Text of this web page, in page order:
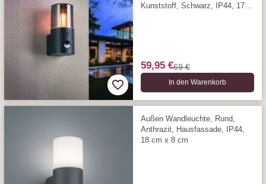
Kunststoff, Schwarz, IP44, 17
59,95 €69 €
In den Warenkorb
Außen Wandleuchte, Rund,
Anthrazit, Hausfassade, IP44,
18 cm x 8 cm